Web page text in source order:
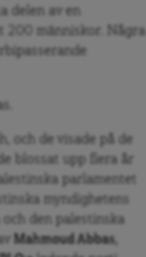
delen av en
200 människor. Några
och de visade på de
blossat upp flera år
parlamentet
myndighetens
den palestinska
Mahmoud Abbas,